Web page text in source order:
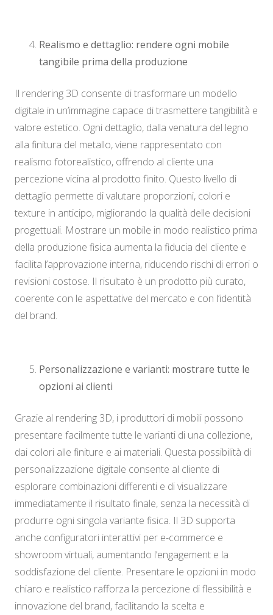
Realismo e dettaglio: rendere ogni mobile
tangibile prima della produzione
Il rendering 3D consente di trasformare un modello
digitale in un’immagine capace di trasmettere tangibilità e
valore estetico. Ogni dettaglio, dalla venatura del legno
alla finitura del metallo, viene rappresentato con
realismo fotorealistico, offrendo al cliente una
percezione vicina al prodotto finito. Questo livello di
dettaglio permette di valutare proporzioni, colori e
texture in anticipo, migliorando la qualità delle decisioni
progettuali. Mostrare un mobile in modo realistico prima
della produzione fisica aumenta la fiducia del cliente e
facilita l’approvazione interna, riducendo rischi di errori o
revisioni costose. Il risultato è un prodotto più curato,
coerente con le aspettative del mercato e con l’identità
del brand.
Personalizzazione e varianti: mostrare tutte le
opzioni ai clienti
Grazie al rendering 3D, i produttori di mobili possono
presentare facilmente tutte le varianti di una collezione,
dai colori alle finiture e ai materiali. Questa possibilità di
personalizzazione digitale consente al cliente di
esplorare combinazioni differenti e di visualizzare
immediatamente il risultato finale, senza la necessità di
produrre ogni singola variante fisica. Il 3D supporta
anche configuratori interattivi per e-commerce e
showroom virtuali, aumentando l’engagement e la
soddisfazione del cliente. Presentare le opzioni in modo
chiaro e realistico rafforza la percezione di flessibilità e
innovazione del brand, facilitando la scelta e